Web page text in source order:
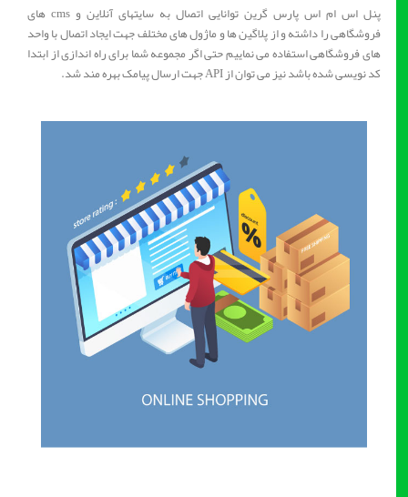
پنل اس ام اس پارس گرین توانایی اتصال به سایتهای آنلاین و cms های
فروشگاهی را داشته و از پلاگین ها و ماژول های مختلف جهت ایجاد اتصال با واحد
های فروشگاهی استفاده می نماییم حتی اگر مجموعه شما برای راه اندازی از ابتدا
کد نویسی شده باشد نیز می توان از API جهت ارسال پیامک بهره مند شد.